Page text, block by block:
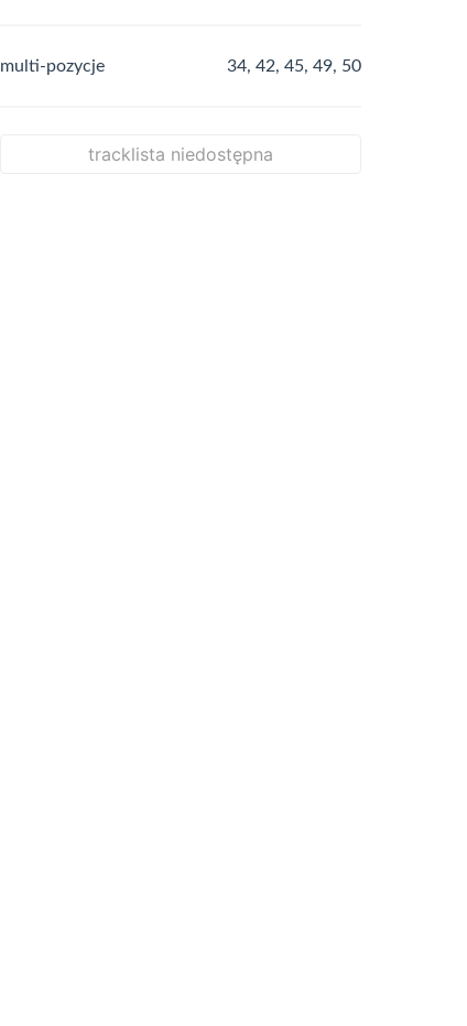
multi-pozycje 34, 42, 45, 49, 50
tracklista niedostępna